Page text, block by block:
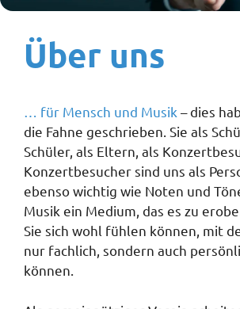
Über uns
… für Mensch und Musik – dies
die Fahne geschrieben. Sie als
Schüler, als Eltern, als
Konzertbesucher sind uns als
ebenso wichtig wie Noten und
Musik ein Medium, das es zu
Sie sich wohl fühlen können, mit
nur fachlich, sondern auch
können.